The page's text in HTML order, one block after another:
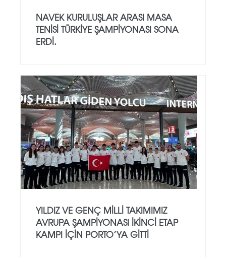
NAVEK KURULUŞLAR ARASI MASA
TENISI TÜRKIYE ŞAMPIYONASI SONA
ERDI.
YILDIZ VE GENÇ MILLI TAKIMIMIZ
AVRUPA ŞAMPIYONASI İKINCI ETAP
KAMPI İÇIN PORTO’YA GITTI